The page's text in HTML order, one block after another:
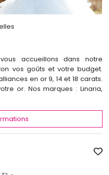
accueillons dans notre
vos goûts et votre budget.
en or 9, 14 et 18 carats.
or. Nos marques : Linaria,